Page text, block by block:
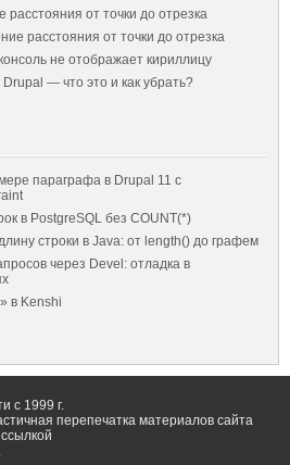
расстояния от точки до отрезка
расстояния от точки до отрезка
не отображает кириллицу
— что это и как убрать?
параграфа в Drupal 11 с
в PostgreSQL без COUNT(*)
строки в Java: от length() до графем
через Devel: отладка в
в Kenshi
с 1999 г.
перепечатка материалов сайта